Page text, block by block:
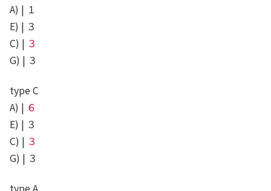
A) | １
E) | ３
C) | ３
G) | ３
type C
A) | ６
E) | ３
C) | ３
G) | ３